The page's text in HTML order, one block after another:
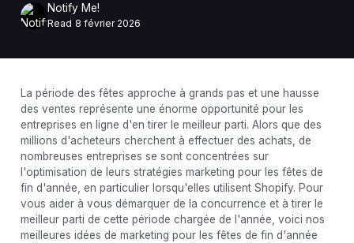
Notify Me!
Read 8 février 2026
La période des fêtes approche à grands pas et une hausse
des ventes représente une énorme opportunité pour les
entreprises en ligne d'en tirer le meilleur parti. Alors que des
millions d'acheteurs cherchent à effectuer des achats, de
nombreuses entreprises se sont concentrées sur
l'optimisation de leurs stratégies marketing pour les fêtes de
fin d'année, en particulier lorsqu'elles utilisent Shopify. Pour
vous aider à vous démarquer de la concurrence et à tirer le
meilleur parti de cette période chargée de l'année, voici nos
meilleures idées de marketing pour les fêtes de fin d'année